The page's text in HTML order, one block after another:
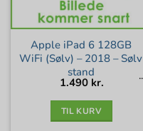
Apple iPad 6 128GB
WiFi (Sølv) – 2018 – Sølv
stand
1.490 kr.
TIL KURV